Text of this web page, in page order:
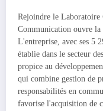
Rejoindre le Laboratoire
Communication ouvre
L'entreprise, avec ses 5
établie dans le secteur
propice au
qui combine gestion de
responsabilités en
favorise l'acquisition de